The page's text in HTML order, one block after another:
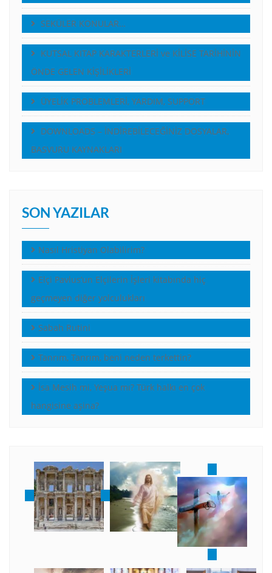
SEKÜLER KONULAR…
KUTSAL KITAP KARAKTERLERİ ve KİLİSE TARİHİNİN
ÖNDE GELEN KİŞİLİKLERİ
ÜYELİK PROBLEMLERİ, YARDIM, SUPPORT
DOWNLOADS – İNDİREBİLECEĞİNİZ DOSYALAR,
BASVURU KAYNAKLARI
SON YAZILAR
Nasıl Hristiyan Olabilirim?
Elçi Pavlus’un Elçilerin İşleri kitabında hiç
geçmeyen diğer yolculukları
Sabah Rutini
Tanrım, Tanrım, beni neden terkettin?
İsa Mesih mi, Yeşua mı? Türk halkı en çok
hangisine aşina?